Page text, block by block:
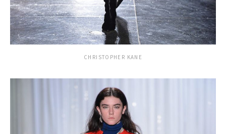
CHRISTOPHER KANE